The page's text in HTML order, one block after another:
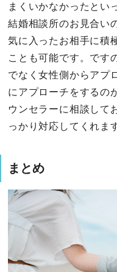
まくいかなかったとい
結婚相談所のお見合い
気に入ったお相手に積
ことも可能です。です
でなく女性側からアプ
にアプローチをするの
ウンセラーに相談して
っかり対応してくれま
まとめ